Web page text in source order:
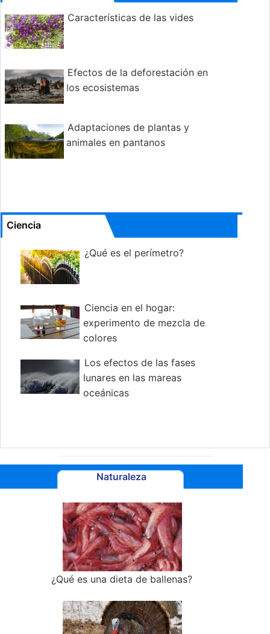
Características de las vides
Efectos de la deforestación en
los ecosistemas
Adaptaciones de plantas y
animales en pantanos
Ciencia
¿Qué es el perímetro?
Ciencia en el hogar:
experimento de mezcla de
colores
Los efectos de las fases
lunares en las mareas
oceánicas
Naturaleza
¿Qué es una dieta de ballenas?